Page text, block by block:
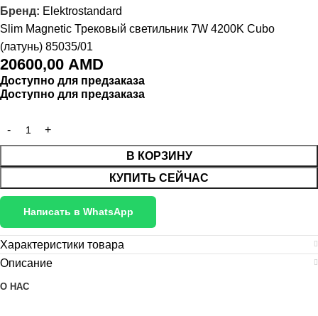
Бренд: Elektrostandard
Slim Magnetic Трековый светильник 7W 4200K Cubo
(латунь) 85035/01
20600,00 AMD
Доступно для предзаказа
Доступно для предзаказа
В КОРЗИНУ
КУПИТЬ СЕЙЧАС
Написать в WhatsApp
Характеристики товара
Описание
О НАС